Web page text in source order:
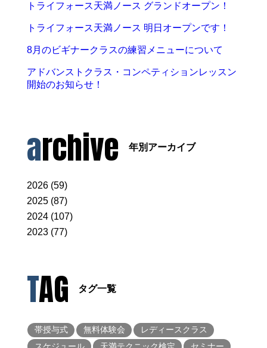
トライフォース天満ノース グランドオープン！
トライフォース天満ノース 明日オープンです！
8月のビギナークラスの練習メニューについて
アドバンストクラス・コンペティションレッスン
開始のお知らせ！
archive 年別アーカイブ
2026 (59)
2025 (87)
2024 (107)
2023 (77)
TAG タグ一覧
帯授与式 無料体験会
レディースクラス